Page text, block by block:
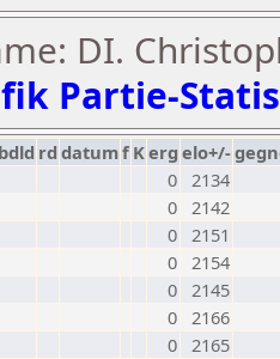
DI.
Partie-
bdld rd datumf Kerg elo+/-
0 2134
0 2142
0 2151
0 2154
0 2145
0 2166
0 2165